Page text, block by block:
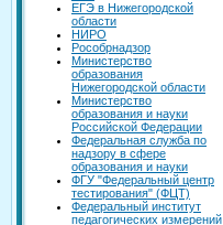
ЕГЭ в Нижегородской
области
НИРО
Рособрнадзор
Министерство
образования
Нижегородской области
Министерство
образования и науки
Российской Федерации
Федеральная служба по
надзору в сфере
образования и науки
ФГУ "Федеральный центр
тестирования" (ФЦТ)
Федеральный институт
педагогических измерений